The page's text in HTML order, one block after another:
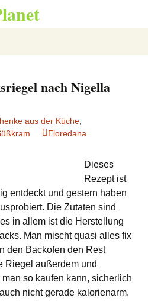
nach Nigella
aus der Küche
Eloredana
Dieses
Rezept ist
entdeckt und gestern haben
Die Zutaten sind
in allem ist die Herstellung
Man mischt quasi alles fix
den Backofen den Rest
Riegel außerdem und
so kaufen kann, sicherlich
nicht gerade kalorienarm.